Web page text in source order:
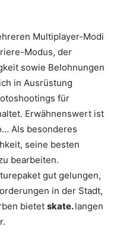
Multiplayer-Modi
Modus, der
sowie Belohnungen
in Ausrüstung
für
Erwähnenswert ist
Als besonderes
seine besten
bearbeiten.
gut gelungen,
in der Stadt,
bietet skate.langen